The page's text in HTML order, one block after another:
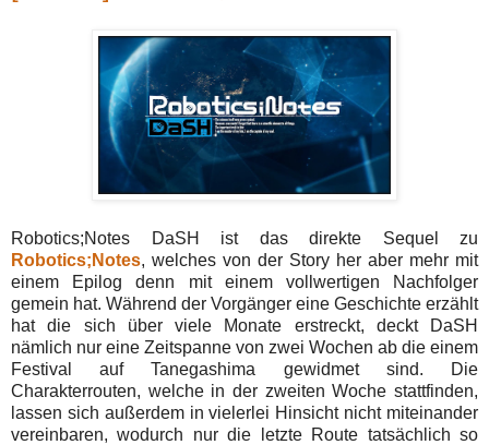
Robotics;Notes DaSH ist das direkte Sequel zu
Robotics;Notes, welches von der Story her aber mehr mit
einem Epilog denn mit einem vollwertigen Nachfolger
gemein hat. Während der Vorgänger eine Geschichte erzählt
hat die sich über viele Monate erstreckt, deckt DaSH
nämlich nur eine Zeitspanne von zwei Wochen ab die einem
Festival auf Tanegashima gewidmet sind. Die
Charakterrouten, welche in der zweiten Woche stattfinden,
lassen sich außerdem in vielerlei Hinsicht nicht miteinander
vereinbaren, wodurch nur die letzte Route tatsächlich so